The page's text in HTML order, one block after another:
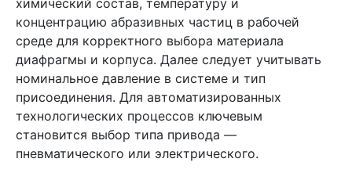
химический состав, температуру и
концентрацию абразивных частиц в рабочей
среде для корректного выбора материала
диафрагмы и корпуса. Далее следует учитывать
номинальное давление в системе и тип
присоединения. Для автоматизированных
технологических процессов ключевым
становится выбор типа привода —
пневматического или электрического.